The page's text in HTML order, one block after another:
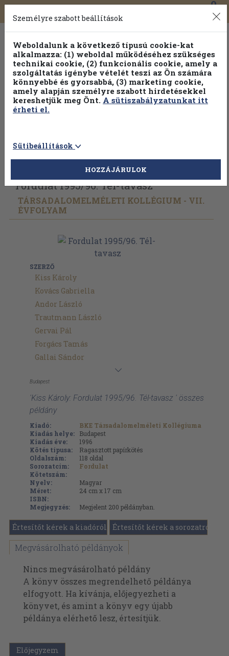
Toggle
navigation
0
Vissza az előző oldalra Válasszon példányt
Fordulat 1995/96. Tél-tavasz
TÁRSADALOMELMÉLETI KOLLÉGIUM - VII.
ÉVFOLYAM
SZERZŐ
Kiss Károly
Kovács Gabriella
Andor László
Trautmann László
Gervai Pál
Forgács Tamás
Gallai Sándor
Budapest
'Kiss Károly: Fordulat 1995/96. Tél-tavasz ' összes
példány
Kiadó:
BKE Társadalomelméleti Kollégiuma
Kiadás helye:
Budapest
Kiadás éve:
1996
Kötés típusa:
Ragasztott papírkötés
Oldalszám:
118 oldal
Sorozatcím:
Fordulat
Kötetszám:
Nyelv:
Magyar
Méret:
24 cm x 17 cm
ISBN:
Megjegyzés:
Megjelent 200 példányban.
Értesítőt kérek a kiadóról Értesítőt kérek a sorozatról
Megvásárolható példányok
Nincs megvásárolható példány
A könyv összes megrendelhető példánya
elfogyott. Ha kívánja, előjegyezheti a
könyvet, és amint a könyv egy újabb
példánya elérhető lesz, értesítjük.
Előjegyzem
Személyre szabott beállítások
Weboldalunk a következő típusú cookie-kat
alkalmazza: (1) weboldal működéséhez szükséges
technikai cookie, (2) funkcionális cookie, amely a
szolgáltatás igénybe vételét teszi az Ön számára
könnyebbé és gyorsabbá, (3) marketing cookie,
amely alapján személyre szabott hirdetésekkel
kereshetjük meg Önt. A sütiszabályzatunkat itt
érheti el.
Sütibeállítások
HOZZÁJÁRULOK